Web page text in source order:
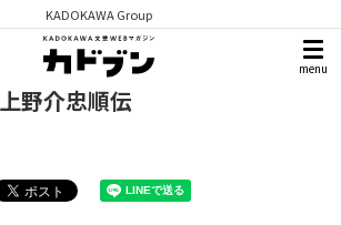
KADOKAWA Group
menu
野介忠順伝